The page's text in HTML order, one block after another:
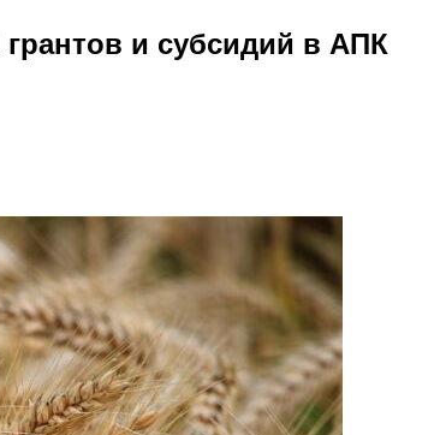
и субсидий в АПК